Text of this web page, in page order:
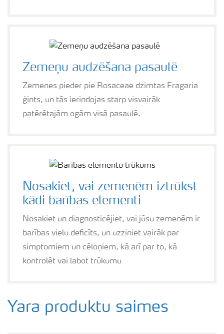
Zemeņu audzēšana pasaulē
Zemenes pieder pie Rosaceae dzimtas Fragaria
ģints, un tās ierindojas starp visvairāk
patērētajām ogām visā pasaulē.
Nosakiet, vai zemenēm iztrūkst
kādi barības elementi
Nosakiet un diagnosticējiet, vai jūsu zemenēm ir
barības vielu deficīts, un uzziniet vairāk par
simptomiem un cēloņiem, kā arī par to, kā
kontrolēt vai labot trūkumu
Yara produktu saimes